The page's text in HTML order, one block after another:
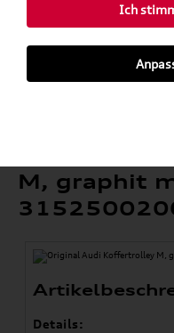
»
Taschen & Gepäck
Original Audi
M, graphit
Details:
Ich